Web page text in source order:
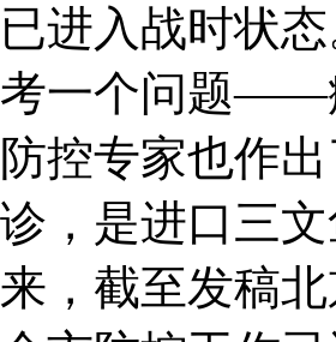
已进入战时状
考一个问题——
防控专家也作
诊，是进口三
来，截至发稿